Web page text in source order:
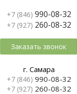
+7 (846) 990-08-32
+7 (927) 260-08-32
Заказать звонок
г. Самара
+7 (846) 990-08-32
+7 (927) 260-08-32